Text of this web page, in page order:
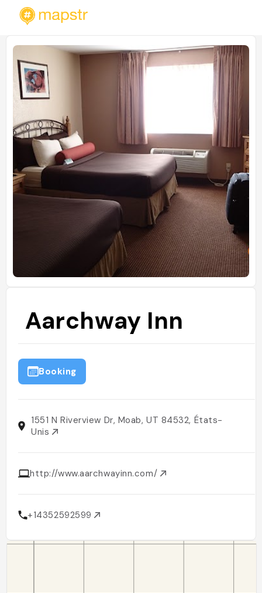
Aarchway Inn
Booking
1551 N Riverview Dr, Moab, UT 84532, États-
Unis
http://www.aarchwayinn.com/
+14352592599